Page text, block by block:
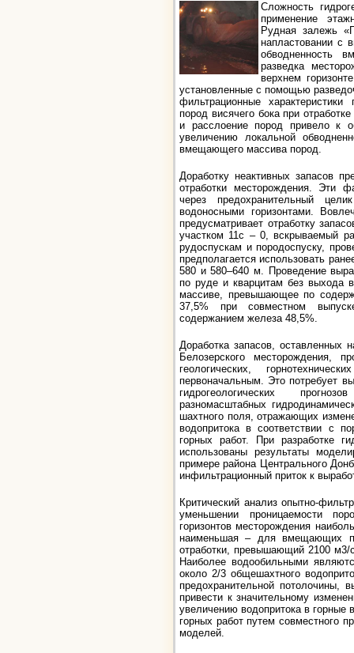
Сложность
применение
Рудная залежь
напластовании с
обводненность
разведка
верхнем
установленные с помощью
фильтрационные
пород висячего бока при
и расслоение пород привело к
увеличению локальной
вмещающего массива пород.
Доработку неактивных запасов
отработки месторождения. Эти
через предохранительный
водоносными горизонтами.
предусматривает отработку
участком 11с – 0, вскрываемый
рудоспускам и породоспуску,
предполагается использовать
580 и 580–640 м. Проведение
по руде и кварцитам без выхода
массиве, превышающее по
37,5% при совместном
содержанием железа 48,5%.
Доработка запасов,
Белозерского месторождения,
геологических,
первоначальным. Это потребует
гидрогеологических
разномасштабных
шахтного поля, отражающих
водопритока в соответствии с
горных работ. При разработке
использованы результаты
примере района Центрального
инфильтрационный приток к
Критический анализ опытно-
уменьшении проницаемости
горизонтов месторождения
наименьшая – для вмещающих
отработки, превышающий 2100 м3/
Наиболее водообильными
около 2/3 общешахтного
предохранительной потолочины,
привести к значительному
увеличению водопритока в горные
горных работ путем совместного
моделей.